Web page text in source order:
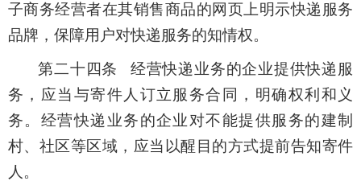
子商务经营者在其销售商品的网页上明示快递服务
品牌，保障用户对快递服务的知情权。
第二十四条 经营快递业务的企业提供快递服
务，应当与寄件人订立服务合同，明确权利和义
务。经营快递业务的企业对不能提供服务的建制
村、社区等区域，应当以醒目的方式提前告知寄件
人。